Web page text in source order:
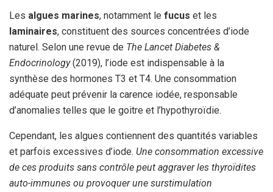
Les algues marines, notamment le fucus et les
laminaires, constituent des sources concentrées d’iode
naturel. Selon une revue de The Lancet Diabetes &
Endocrinology(2019), l’iode est indispensable à la
synthèse des hormones T3 et T4. Une consommation
adéquate peut prévenir la carence iodée, responsable
d’anomalies telles que le goitre et l’hypothyroïdie.
Cependant, les algues contiennent des quantités variables
et parfois excessives d’iode. Une consommation excessive
de ces produits sans contrôle peut aggraver les thyroïdites
auto-immunes ou provoquer une surstimulation